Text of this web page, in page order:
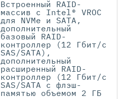
Встроенный RAID-
массив с Intel® VROC
для NVMe и SATA,
дополнительный
базовый RAID-
контроллер (12 Гбит/с
SAS/SATA),
дополнительный
расширенный RAID-
контроллер (12 Гбит/с
SAS/SATA с флэш-
памятью объемом 2 ГБ